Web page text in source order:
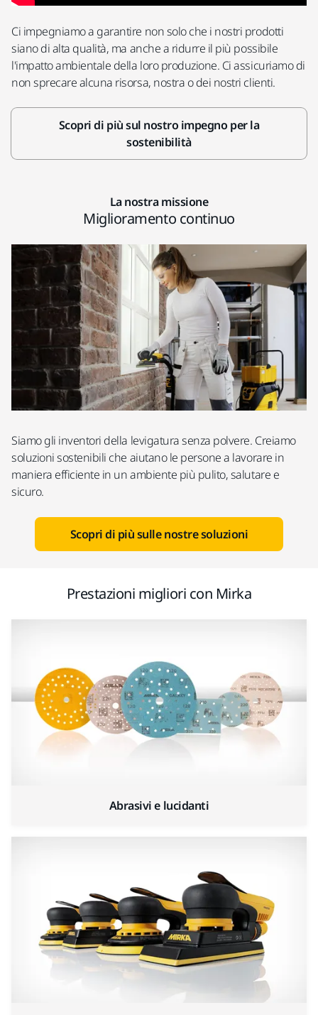
Ci impegniamo a garantire non solo che i nostri prodotti
siano di alta qualità, ma anche a ridurre il più possibile
l'impatto ambientale della loro produzione. Ci assicuriamo di
non sprecare alcuna risorsa, nostra o dei nostri clienti.
Scopri di più sul nostro impegno per la
sostenibilità
La nostra missione
Miglioramento continuo
Siamo gli inventori della levigatura senza polvere. Creiamo
soluzioni sostenibili che aiutano le persone a lavorare in
maniera efficiente in un ambiente più pulito, salutare e
sicuro.
Scopri di più sulle nostre soluzioni
Prestazioni migliori con Mirka
Abrasivi e lucidanti